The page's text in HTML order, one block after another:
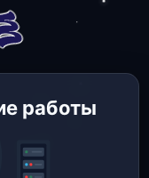
работы